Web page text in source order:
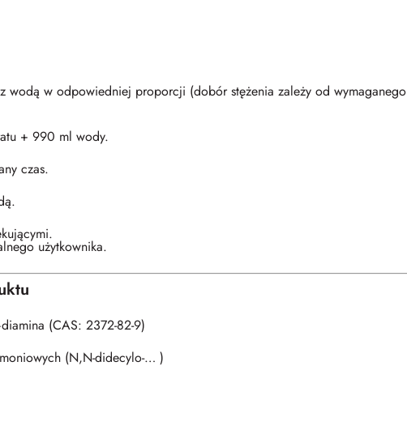
wodą w odpowiedniej proporcji (dobór stężenia zależy od wymaganego
+ 990 ml wody.
czas.
użytkownika.
(CAS: 2372-82-9)
(N,N-didecylo-… )